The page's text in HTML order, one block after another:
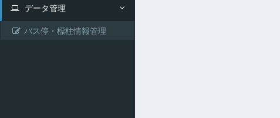
データ管理
バス停・標柱情報管理